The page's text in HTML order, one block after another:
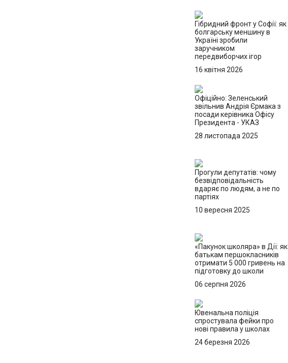
Гібридний фронт у Софії: як
болгарську меншину в
Україні зробили
заручником
передвиборчих ігор
16 квітня 2026
Офіційно: Зеленський
звільнив Андрія Єрмака з
посади керівника Офісу
Президента - УКАЗ
28 листопада 2025
Прогули депутатів: чому
безвідповідальність
вдаряє по людям, а не по
партіях
10 вересня 2025
«Пакунок школяра» в Дії: як
батькам першокласників
отримати 5 000 гривень на
підготовку до школи
06 серпня 2026
Ювенальна поліція
спростувала фейки про
нові правила у школах
24 березня 2026